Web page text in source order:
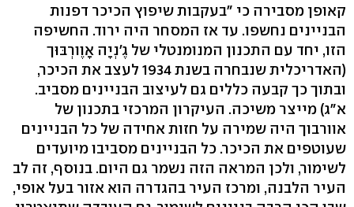
קאופן מסבירה כי "בעקבות שיפוץ הכיכר דפנות
הבניינים נחשפו. עד אז המסחר היה ירוד. החשיפה
הזו, יחד עם התכנון המנומנטלי של גֶ'נְיָה אָוֶורְבּוּך
(האדריכלית שנבחרה בשנת 1934 לעצב את הכיכר,
ובתוך כך קבעה כללים גם לעיצוב הבניינים מסביב.
א"ג) מייצר משיכה. העיקרון המרכזי בתכנון של
אוורבוך היה שמירה על חזות אחידה של כל הבניינים
שעוטפים את הכיכר. כל הבניינים מסביבו מיועדים
לשימור, ולכן המראה הזה נשמר גם היום. בנוסף, זה לב
העיר הלבנה, ומרכז העיר בהגדרה הוא אזור בעל אופי,